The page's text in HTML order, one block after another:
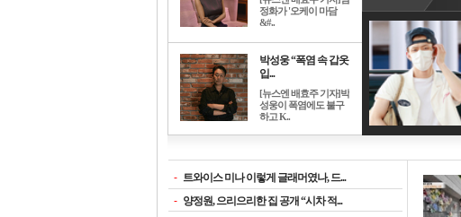
정화가 '오케이 마담
&#..
박성웅 “폭염 속 갑옷
입...
[뉴스엔 배효주 기자]박
성웅이 폭염에도 불구
하고 K..
- 트와이스 미나 이렇게 글래머였나, 드...
- 양정원, 으리으리한 집 공개 “시차 적...